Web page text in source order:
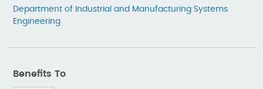
Department of Industrial and Manufacturing Systems
Engineering
Benefits To